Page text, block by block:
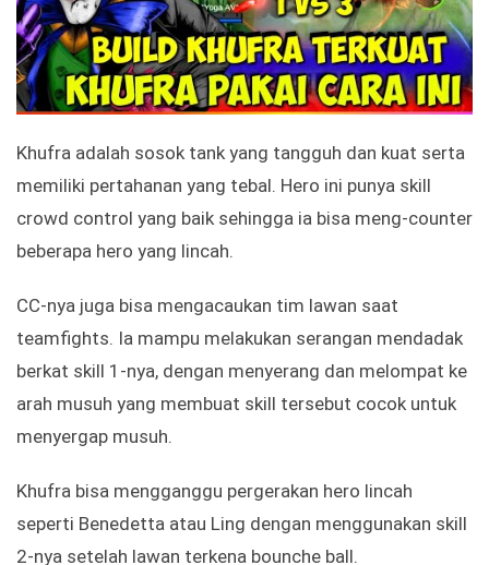
Khufra adalah sosok tank yang tangguh dan kuat serta
memiliki pertahanan yang tebal. Hero ini punya skill
crowd control yang baik sehingga ia bisa meng-counter
beberapa hero yang lincah.
CC-nya juga bisa mengacaukan tim lawan saat
teamfights. Ia mampu melakukan serangan mendadak
berkat skill 1-nya, dengan menyerang dan melompat ke
arah musuh yang membuat skill tersebut cocok untuk
menyergap musuh.
Khufra bisa mengganggu pergerakan hero lincah
seperti Benedetta atau Ling dengan menggunakan skill
2-nya setelah lawan terkena bounche ball.